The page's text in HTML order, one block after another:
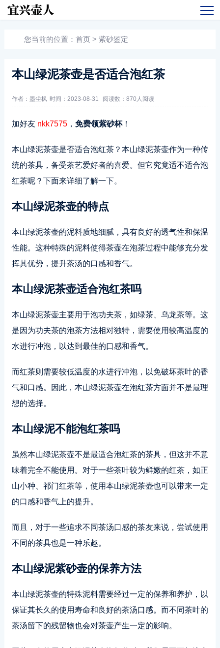
您当前的位置： 首页 > 紫砂鉴定
本山绿泥茶壶是否适合泡红茶
作者：墨尘枫 时间：2023-08-31 阅读数： 870人阅读
加好友 nkk7575， 免费领紫砂杯！
本山绿泥茶壶是否适合泡红茶？本山绿泥茶壶作为一种传
统的茶具，备受茶艺爱好者的喜爱。但它究竟适不适合泡
红茶呢？下面来详细了解一下。
本山绿泥茶壶的特点
本山绿泥茶壶的泥料质地细腻，具有良好的透气性和保温
性能。这种特殊的泥料使得茶壶在泡茶过程中能够充分发
挥其优势，提升茶汤的口感和香气。
本山绿泥茶壶适合泡红茶吗
本山绿泥茶壶主要用于泡功夫茶，如绿茶、乌龙茶等。这
是因为功夫茶的泡茶方法相对独特，需要使用较高温度的
水进行冲泡，以达到最佳的口感和香气。
而红茶则需要较低温度的水进行冲泡，以免破坏茶叶的香
气和口感。因此，本山绿泥茶壶在泡红茶方面并不是最理
想的选择。
本山绿泥不能泡红茶吗
虽然本山绿泥茶壶不是最适合泡红茶的茶具，但这并不意
味着完全不能使用。对于一些茶叶较为鲜嫩的红茶，如正
山小种、祁门红茶等，使用本山绿泥茶壶也可以带来一定
的口感和香气上的提升。
而且，对于一些追求不同茶汤口感的茶友来说，尝试使用
不同的茶具也是一种乐趣。
本山绿泥紫砂壶的保养方法
本山绿泥茶壶的特殊泥料需要经过一定的保养和养护，以
保证其长久的使用寿命和良好的茶汤口感。而不同茶叶的
茶汤留下的残留物也会对茶壶产生一定的影响。